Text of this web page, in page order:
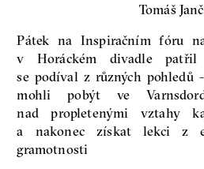
Tomáš
Pátek na Inspiračním fóru
v Horáckém divadle patřil
se podíval z různých pohledů
mohli pobýt ve
nad propletenými vztahy
a nakonec získat lekci z
gramotnosti